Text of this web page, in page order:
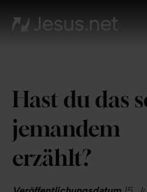
Hast du das
jemandem
erzählt?